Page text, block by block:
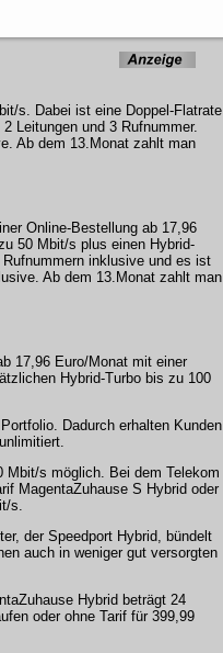
s. Dabei ist eine Doppel-Flatrate
Leitungen und 3 Rufnummer.
Ab dem 13.Monat zahlt man
Online-Bestellung ab 17,96
50 Mbit/s plus einen Hybrid-
inklusive und es ist
Ab dem 13.Monat zahlt man
17,96 Euro/Monat mit einer
Hybrid-Turbo bis zu 100
Dadurch erhalten Kunden
Mbit/s möglich. Bei dem Telekom
MagentaZuhause S Hybrid oder
s.
der Speedport Hybrid, bündelt
auch in weniger gut versorgten
Hybrid beträgt 24
oder ohne Tarif für 399,99